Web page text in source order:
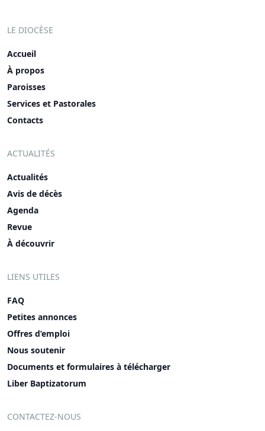
LE DIOCÈSE
Accueil
À propos
Paroisses
Services et Pastorales
Contacts
ACTUALITÉS
Actualités
Avis de décès
Agenda
Revue
À découvrir
LIENS UTILES
FAQ
Petites annonces
Offres d’emploi
Nous soutenir
Documents et formulaires à télécharger
Liber Baptizatorum
CONTACTEZ-NOUS